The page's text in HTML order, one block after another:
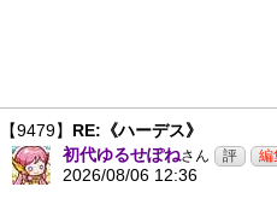
【9479】 RE:《ハーデス》
初代ゆるせぽねさん
2026/08/06 12:36